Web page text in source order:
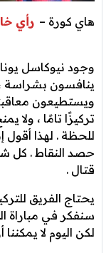
هاي كورة – رأي
وجود نيوكاسل
ينافسون بشراسة ،
ويستطيعون
تركيزًا تامًا ، ولا
للحظة . لهذا أقول
حصد النقاط . كل
قتال .
يحتاج الفريق
سنفكر في مباراة
لكن اليوم لا